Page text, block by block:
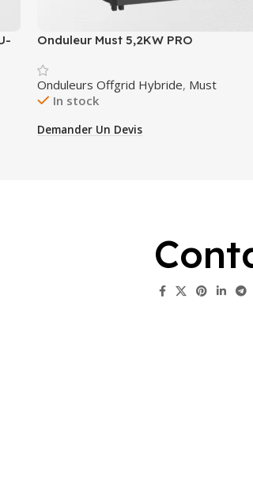
Onduleur Must 5,2KW PRO
Onduleurs Offgrid Hybride, Must
In stock
Demander Un Devis